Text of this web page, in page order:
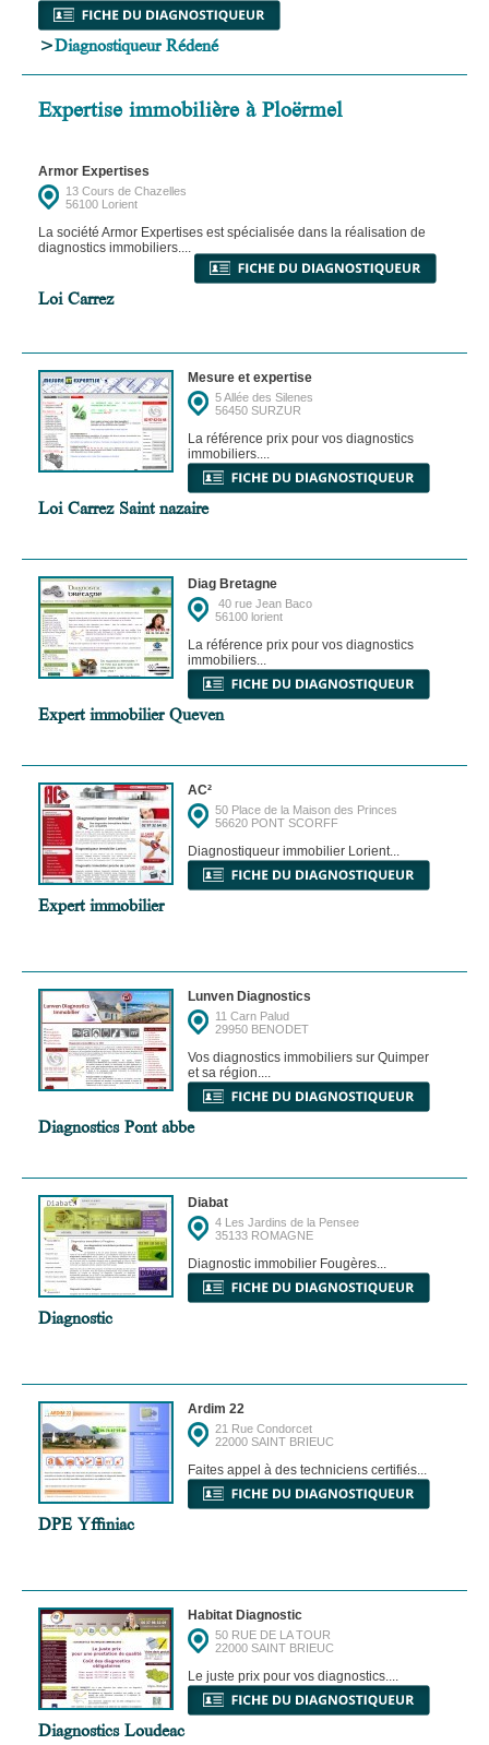
>Diagnostiqueur Rédené
Expertise immobilière à Ploërmel
Armor Expertises
13 Cours de Chazelles
56100 Lorient
La société Armor Expertises est spécialisée dans la réalisation de
diagnostics immobiliers....
Loi Carrez
Mesure et expertise
5 Allée des Silenes
56450 SURZUR
La référence prix pour vos diagnostics
immobiliers....
Loi Carrez Saint nazaire
Diag Bretagne
40 rue Jean Baco
56100 lorient
La référence prix pour vos diagnostics
immobiliers...
Expert immobilier Queven
AC²
50 Place de la Maison des Princes
56620 PONT SCORFF
Diagnostiqueur immobilier Lorient...
Expert immobilier
Lunven Diagnostics
11 Carn Palud
29950 BENODET
Vos diagnostics immobiliers sur Quimper
et sa région....
Diagnostics Pont abbe
Diabat
4 Les Jardins de la Pensee
35133 ROMAGNE
Diagnostic immobilier Fougères...
Diagnostic
Ardim 22
21 Rue Condorcet
22000 SAINT BRIEUC
Faites appel à des techniciens certifiés...
DPE Yffiniac
Habitat Diagnostic
50 RUE DE LA TOUR
22000 SAINT BRIEUC
Le juste prix pour vos diagnostics....
Diagnostics Loudeac